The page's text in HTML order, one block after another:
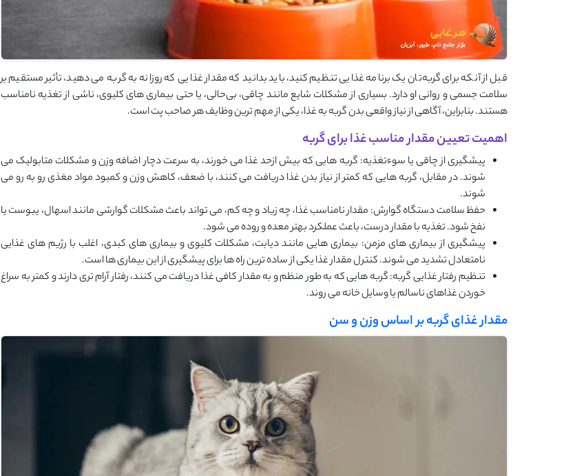
قبل از آنکه برای گربه‌تان یک برنامه غذایی تنظیم کنید، باید بدانید که مقدار غذایی که روزانه به گربه می ‌دهید، تأثیر مستقیم بر
سلامت جسمی و روانی او دارد. بسیاری از مشکلات شایع مانند چاقی، بی‌حالی، یا حتی بیماری ‌های کلیوی، ناشی از تغذیه نامناسب
هستند. بنابراین، آگاهی از نیاز واقعی بدن گربه به غذا، یکی از مهم ‌ترین وظایف هر صاحب پت است.
اهمیت تعیین مقدار مناسب غذا برای گربه
پیشگیری از چاقی یا سوءتغذیه: گربه ‌هایی که بیش ‌ازحد غذا می ‌خورند، به ‌سرعت دچار اضافه ‌وزن و مشکلات متابولیک می
‌شوند. در مقابل، گربه ‌هایی که کمتر از نیاز بدن غذا دریافت می ‌کنند، با ضعف، کاهش وزن و کمبود مواد مغذی رو به‌ رو می
‌شوند.
حفظ سلامت دستگاه گوارش: مقدار نامناسب غذا، چه زیاد و چه کم، می‌ تواند باعث مشکلات گوارشی مانند اسهال، یبوست یا
نفخ شود. تغذیه با مقدار درست، باعث عملکرد بهتر معده و روده می ‌شود.
پیشگیری از بیماری ‌های مزمن: بیماری ‌هایی مانند دیابت، مشکلات کلیوی و بیماری ‌های کبدی، اغلب با رژیم ‌های غذایی
نامتعادل تشدید می ‌شوند. کنترل مقدار غذا یکی از ساده ‌ترین راه‌ ها برای پیشگیری از این بیماری ‌ها است.
تنظیم رفتار غذایی گربه: گربه ‌هایی که به ‌طور منظم و به مقدار کافی غذا دریافت می ‌کنند، رفتار آرام ‌تری دارند و کمتر به سراغ
خوردن غذاهای ناسالم یا وسایل خانه می ‌روند.
مقدار غذای گربه بر اساس وزن و سن